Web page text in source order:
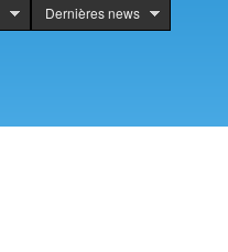
Dernières news